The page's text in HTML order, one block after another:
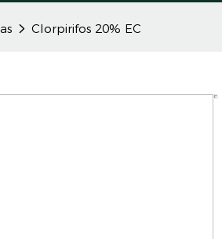
Clorpirifos 20% EC